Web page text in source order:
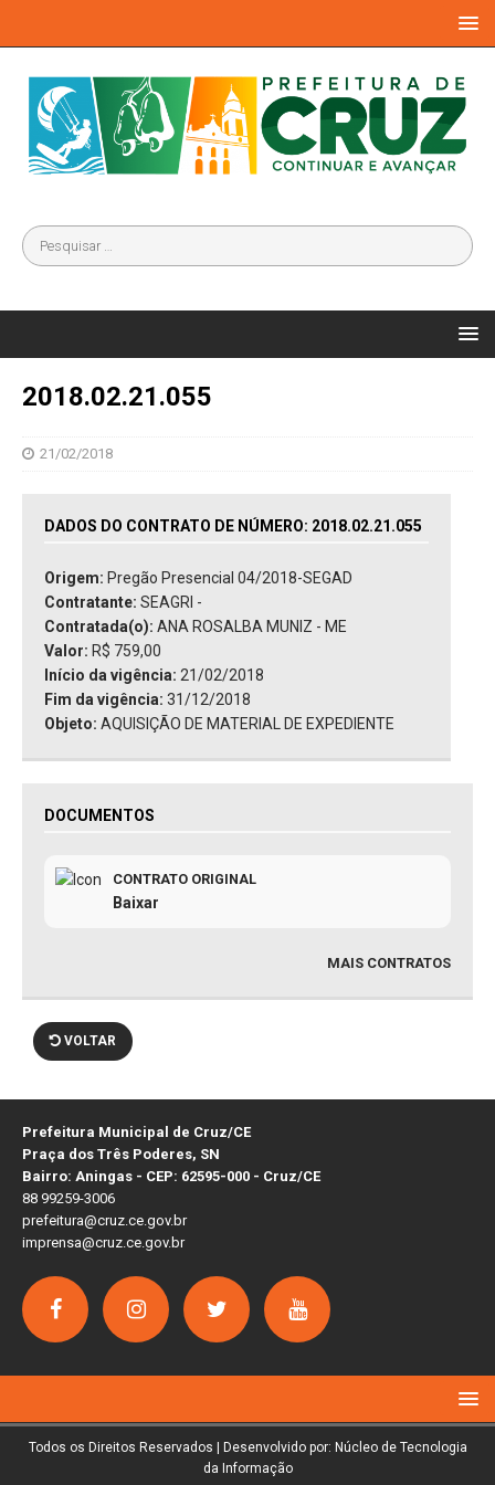
2018.02.21.055
21/02/2018
DADOS DO CONTRATO DE NÚMERO: 2018.02.21.055
Origem: Pregão Presencial 04/2018-SEGAD
Contratante: SEAGRI -
Contratada(o): ANA ROSALBA MUNIZ - ME
Valor: R$ 759,00
Início da vigência: 21/02/2018
Fim da vigência: 31/12/2018
Objeto: AQUISIÇÃO DE MATERIAL DE EXPEDIENTE
DOCUMENTOS
CONTRATO ORIGINAL
Baixar
MAIS CONTRATOS
VOLTAR
Prefeitura Municipal de Cruz/CE
Praça dos Três Poderes, SN
Bairro: Aningas - CEP: 62595-000 - Cruz/CE
88 99259-3006
prefeitura@cruz.ce.gov.br
imprensa@cruz.ce.gov.br
Todos os Direitos Reservados | Desenvolvido por: Núcleo de Tecnologia
da Informação